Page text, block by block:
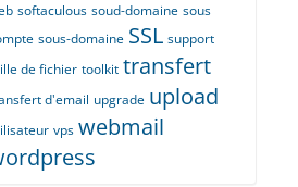
softaculous soud-domaine sous
sous-domaine SSL support
de fichier toolkit transfert
d'email upgrade upload
vps webmail